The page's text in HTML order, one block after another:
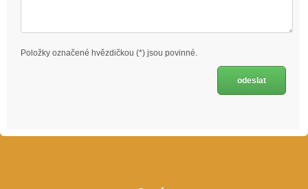
Položky označené hvězdičkou (*) jsou povinné.